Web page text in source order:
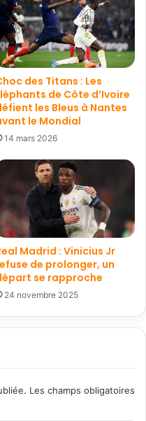
des Titans : Les
de Côte d’Ivoire
les Bleus à Nantes
le Mondial
14 mars 2026
Madrid : Vinicius Jr
de prolonger, un
se rapproche
24 novembre 2025
Les champs obligatoires